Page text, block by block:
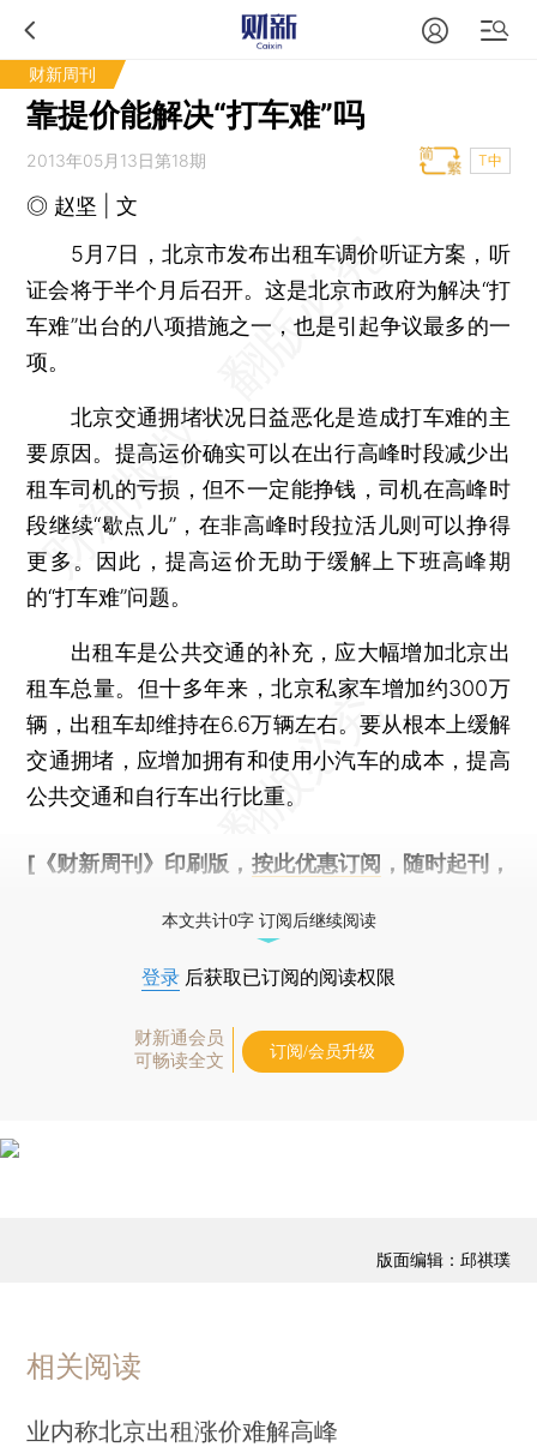
财新周刊
靠提价能解决“打车难”吗
2013年05月13日第18期 T中
◎ 赵坚 | 文
5月7日，北京市发布出租车调价听证方案，听
证会将于半个月后召开。这是北京市政府为解决“打
车难”出台的八项措施之一，也是引起争议最多的一
项。
北京交通拥堵状况日益恶化是造成打车难的主
要原因。提高运价确实可以在出行高峰时段减少出
租车司机的亏损，但不一定能挣钱，司机在高峰时
段继续“歇点儿”，在非高峰时段拉活儿则可以挣得
更多。因此，提高运价无助于缓解上下班高峰期
的“打车难”问题。
出租车是公共交通的补充，应大幅增加北京出
租车总量。但十多年来，北京私家车增加约300万
辆，出租车却维持在6.6万辆左右。要从根本上缓解
交通拥堵，应增加拥有和使用小汽车的成本，提高
公共交通和自行车出行比重。
[《财新周刊》印刷版， 按此优惠订阅 ，随时起刊，
本文共计0字 订阅后继续阅读
登录 后获取已订阅的阅读权限
财新通会员
可畅读全文
订阅/会员升级
版面编辑：邱祺璞
相关阅读
业内称北京出租涨价难解高峰